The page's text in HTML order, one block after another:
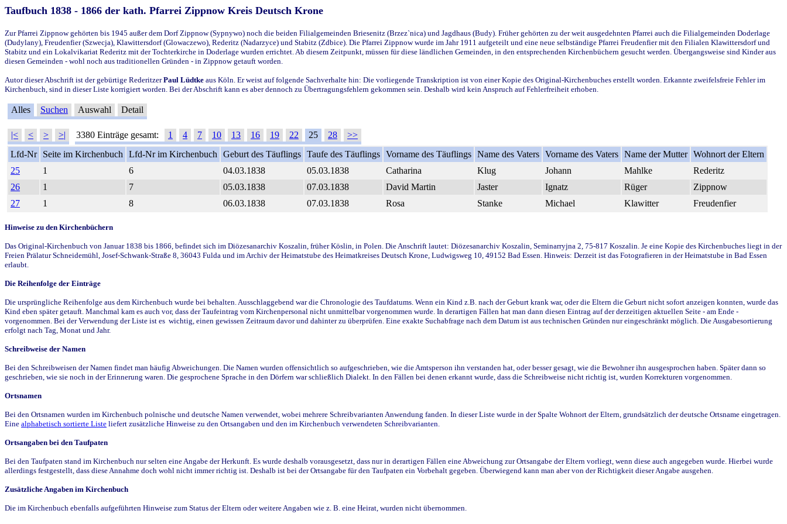
Taufbuch 1838 - 1866 der kath. Pfarrei Zippnow Kreis Deutsch Krone
Zur Pfarrei Zippnow gehörten bis 1945 außer dem Dorf Zippnow (Sypnywo) noch die beiden Filialgemeinden Briesenitz (Brzez`nica) und Jagdhaus (Budy). Früher gehörten zu der weit ausgedehnten Pfarrei auch die Filialgemeinden Doderlage
(Dudylany), Freudenfier (Szwecja), Klawittersdorf (Glowaczewo), Rederitz (Nadarzyce) und Stabitz (Zdbice). Die Pfarrei Zippnow wurde im Jahr 1911 aufgeteilt und eine neue selbständige Pfarrei Freudenfier mit den Filialen Klawittersdorf und
Stabitz und ein Lokalvikariat Rederitz mit der Tochterkirche in Doderlage wurden errichtet. Ab diesem Zeitpunkt, müssen für diese ländlichen Gemeinden, in den entsprechenden Kirchenbüchern gesucht werden. Übergangsweise sind Kinder aus
diesen Gemeinden - wohl noch aus traditionellen Gründen - in Zippnow getauft worden.
Autor dieser Abschrift ist der gebürtige RederitzerPaul Lüdtke aus Köln. Er weist auf folgende Sachverhalte hin: Die vorliegende Transkription ist von einer Kopie des Original-Kirchenbuches erstellt worden. Erkannte zweifelsfreie Fehler im
Kirchenbuch, sind in dieser Liste korrigiert worden. Bei der Abschrift kann es aber dennoch zu Übertragungsfehlern gekommen sein. Deshalb wird kein Anspruch auf Fehlerfreiheit erhoben.
Alles Suchen Auswahl Detail
|< < > >| 3380 Einträge gesamt: 1 4 7 10 13 16 19 22 25 28
>>
Lfd-Nr
Seite im Kirchenbuch Lfd-Nr im Kirchenbuch Geburt des Täuflings Taufe des Täuflings Vorname des Täuflings Name des Vaters Vorname des Vaters Name der Mutter Wohnort der Eltern
25
1 6 04.03.1838 05.03.1838 Catharina Klug Johann Mahlke
Rederitz
26
1 7 05.03.1838 07.03.1838 David Martin Jaster Ignatz Rüger
Zippnow
27
1 8 06.03.1838 07.03.1838 Rosa Stanke Michael Klawitter Freudenfier
Hinweise zu den Kirchenbüchern
Das Original-Kirchenbuch von Januar 1838 bis 1866, befindet sich im Diözesanarchiv Koszalin, früher Köslin, in Polen. Die Anschrift lautet: Diözesanarchiv Koszalin, Seminarryjna 2, 75-817 Koszalin. Je eine Kopie des Kirchenbuches liegt in der
Freien Prälatur Schneidemühl, Josef-Schwank-Straße 8, 36043 Fulda und im Archiv der Heimatstube des Heimatkreises Deutsch Krone, Ludwigsweg 10, 49152 Bad Essen. Hinweis: Derzeit ist das Fotografieren in der Heimatstube in Bad Essen
erlaubt.
Die Reihenfolge der Einträge
Die ursprüngliche Reihenfolge aus dem Kirchenbuch wurde bei behalten. Ausschlaggebend war die Chronologie des Taufdatums. Wenn ein Kind z.B. nach der Geburt krank war, oder die Eltern die Geburt nicht sofort anzeigen konnten, wurde das
Kind eben später getauft. Manchmal kam es auch vor, dass der Taufeintrag vom Kirchenpersonal nicht unmittelbar vorgenommen wurde. In derartigen Fällen hat man dann diesen Eintrag auf der derzeitigen aktuellen Seite - am Ende -
vorgenommen. Bei der Verwendung der Liste ist es wichtig, einen gewissen Zeitraum davor und dahinter zu überprüfen. Eine exakte Suchabfrage nach dem Datum ist aus technischen Gründen nur eingeschränkt möglich. Die Ausgabesortierung
erfolgt nach Tag, Monat und Jahr.
Schreibweise der Namen
Bei den Schreibweisen der Namen findet man häufig Abweichungen. Die Namen wurden offensichtlich so aufgeschrieben, wie die Amtsperson ihn verstanden hat, oder besser gesagt, wie die Bewohner ihn ausgesprochen haben. Später dann so
geschrieben, wie sie noch in der Erinnerung waren. Die gesprochene Sprache in den Dörfern war schließlich Dialekt. In den Fällen bei denen erkannt wurde, dass die Schreibweise nicht richtig ist, wurden Korrekturen vorgenommen.
Ortsnamen
Bei den Ortsnamen wurden im Kirchenbuch polnische und deutsche Namen verwendet, wobei mehrere Schreibvarianten Anwendung fanden. In dieser Liste wurde in der Spalte Wohnort der Eltern, grundsätzlich der deutsche Ortsname eingetragen.
Eine alphabetisch sortierte Liste liefert zusätzliche Hinweise zu den Ortsangaben und den im Kirchenbuch verwendeten Schreibvarianten.
Ortsangaben bei den Taufpaten
Bei den Taufpaten stand im Kirchenbuch nur selten eine Angabe der Herkunft. Es wurde deshalb vorausgesetzt, dass nur in derartigen Fällen eine Abweichung zur Ortsangabe der Eltern vorliegt, wenn diese auch angegeben wurde. Hierbei wurde
allerdings festgestellt, dass diese Annahme doch wohl nicht immer richtig ist. Deshalb ist bei der Ortsangabe für den Taufpaten ein Vorbehalt gegeben. Überwiegend kann man aber von der Richtigkeit dieser Angabe ausgehen.
Zusätzliche Angaben im Kirchenbuch
Die im Kirchenbuch ebenfalls aufgeführten Hinweise zum Status der Eltern oder weitere Angaben wie z. B. eine Heirat, wurden nicht übernommen.